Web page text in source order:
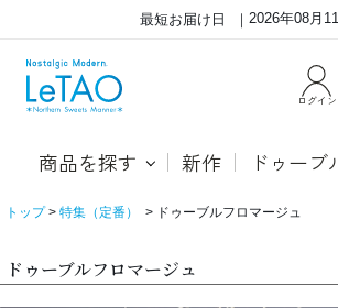
最短お届け日 2026年08月
ログイン
商品を探す 新作 ドゥーブ
トップ 特集（定番） ドゥーブルフロマージュ
ドゥーブルフロマージュ